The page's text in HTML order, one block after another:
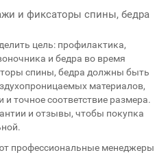
и фиксаторы спины, бедра
цель: профилактика,
и бедра во время
спины, бедра должны быть
материалов,
точное соответствие размера.
и отзывы, чтобы покупка
профессиональные менеджеры